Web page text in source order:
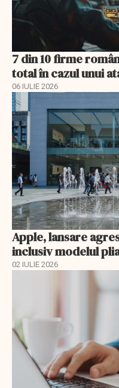
7 din 10 firme
total în cazul unui
06 IULIE 2026
Apple, lansare
inclusiv modelul
02 IULIE 2026